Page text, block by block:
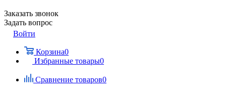
Заказать звонок
Задать вопрос
Войти
Корзина0
Избранные товары0
Сравнение товаров0